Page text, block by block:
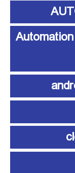
آموزش اتوماسیون صنعتی Automation